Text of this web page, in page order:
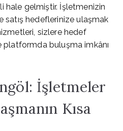
hale gelmiştir. İşletmenizin
satış hedeflerinize ulaşmak
sizlere hedef
buluşma imkânı
İşletmeler
Kısa